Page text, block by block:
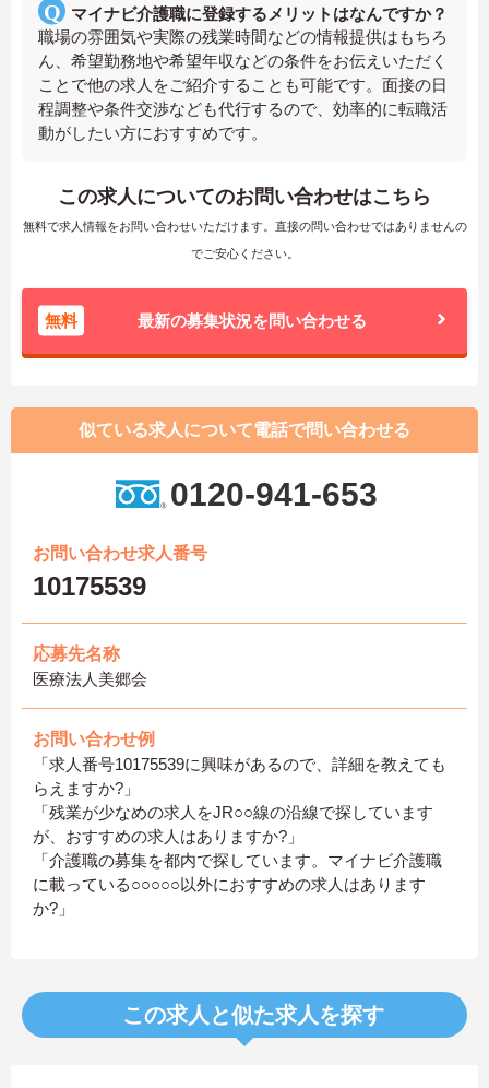
マイナビ介護職に登録するメリットはなんですか？
職場の雰囲気や実際の残業時間などの情報提供はもちろ
ん、希望勤務地や希望年収などの条件をお伝えいただく
ことで他の求人をご紹介することも可能です。面接の日
程調整や条件交渉なども代行するので、効率的に転職活
動がしたい方におすすめです。
この求人についてのお問い合わせはこちら
無料で求人情報をお問い合わせいただけます。直接の問い合わせではありませんの
でご安心ください。
無料 最新の募集状況を問い合わせる
似ている求人について電話で問い合わせる
0120-941-653
お問い合わせ求人番号
10175539
応募先名称
医療法人美郷会
お問い合わせ例
「求人番号10175539に興味があるので、詳細を教えても
らえますか?」
「残業が少なめの求人をJR○○線の沿線で探しています
が、おすすめの求人はありますか?」
「介護職の募集を都内で探しています。マイナビ介護職
に載っている○○○○○以外におすすめの求人はあります
か?」
この求人と似た求人を探す